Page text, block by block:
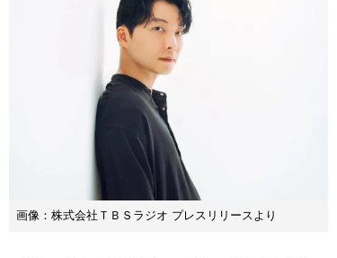
画像：株式会社ＴＢＳラジオ プレスリリースより